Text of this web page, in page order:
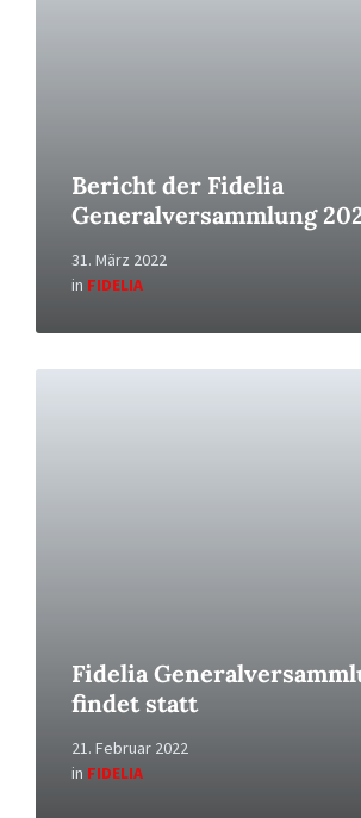
Bericht der Fidelia
Generalversammlung
31. März 2022
in FIDELIA
Fidelia
findet statt
21. Februar 2022
in FIDELIA